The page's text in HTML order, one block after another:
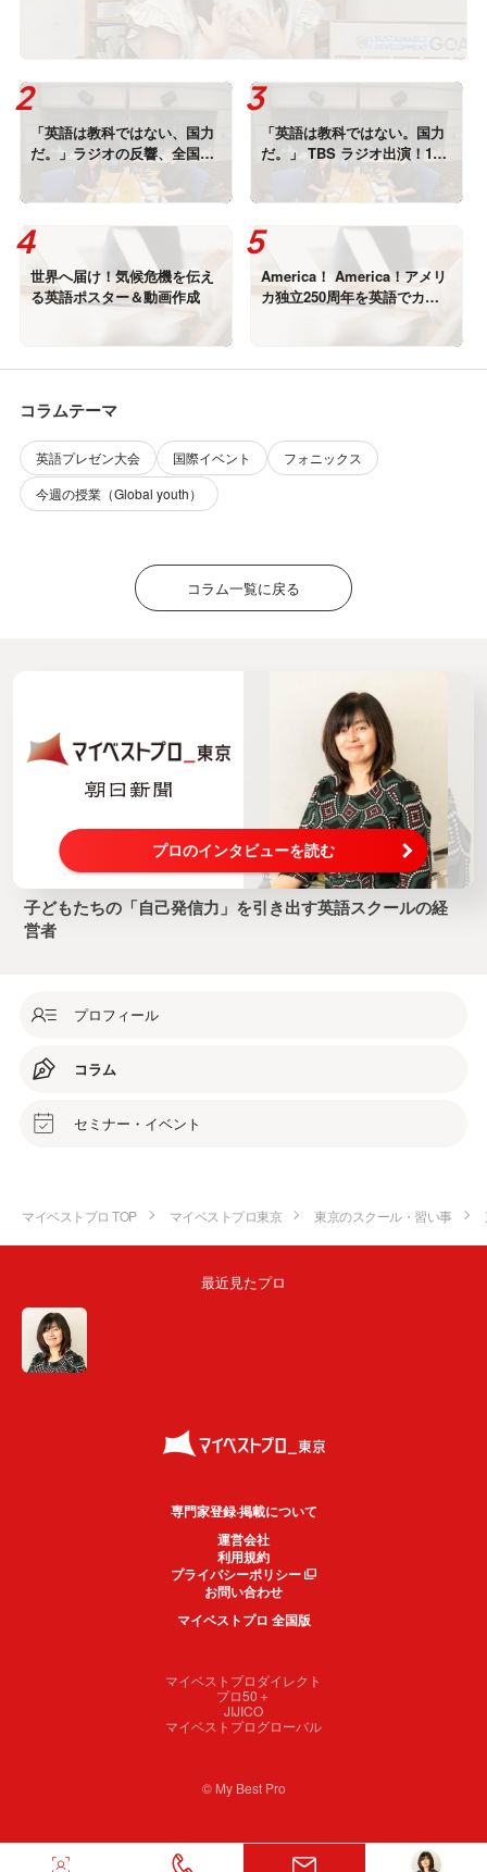
「英語は教科ではない、国力
だ。」ラジオの反響、全国か
「英語は教科ではない。国力
だ。」 TBS ラジオ出演！18
年の現場から。
世界へ届け！気候危機を伝え
る英語ポスター＆動画作成
America！ America！アメリ
カ独立250周年を英語でカバ
コラムテーマ
英語プレゼン大会 国際イベント
フォニックス
今週の授業（Global youth）
コラム一覧に戻る
プロのインタビューを読む
子どもたちの「自己発信力」を引き出す英語スクールの経
営者
プロフィール
コラム
セミナー・イベント
マイベストプロ TOP マイベストプロ東京 東京のスクール・習い事
最近見たプロ
専門家登録·掲載について
運営会社
利用規約
プライバシーポリシー
お問い合わせ
マイベストプロ 全国版
マイベストプロダイレクト
プロ50＋
JIJICO
マイベストプログローバル
© My Best Pro